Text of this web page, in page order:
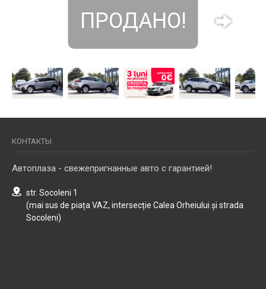
ПРОДАНО!
КОНТАКТЫ
Автоплаза - свежепригнанные авто с гарантией!
str. Socoleni 1
(mai sus de piața VAZ, intersecție Calea Orheiului și strada
Socoleni)